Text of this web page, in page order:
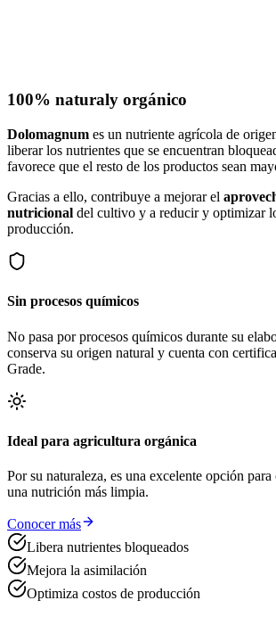
100% naturaly orgánico
Dolomagnum es un nutriente agrícola de
liberar los nutrientes que se encuentran
favorece que el resto de los productos sean
Gracias a ello, contribuye a mejorar el
nutricional del cultivo y a reducir y optimizar
producción.
Sin procesos químicos
No pasa por procesos químicos durante su
conserva su origen natural y cuenta con
Grade.
Ideal para agricultura orgánica
Por su naturaleza, es una excelente opción
una nutrición más limpia.
Conocer más
Libera nutrientes bloqueados
Mejora la asimilación
Optimiza costos de producción